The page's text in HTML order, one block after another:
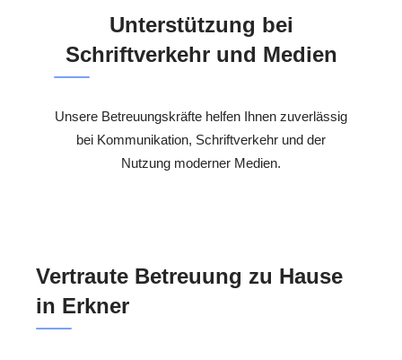
Unterstützung bei
Schriftverkehr und Medien
Unsere Betreuungskräfte helfen Ihnen zuverlässig
bei Kommunikation, Schriftverkehr und der
Nutzung moderner Medien.
Vertraute Betreuung zu Hause
in Erkner